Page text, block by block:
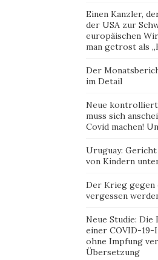
Einen Kanzler,
der USA zur
europäischen
man getrost als
Der
im Detail
Neue
muss sich
Covid machen!
Uruguay:
von Kindern
Der Krieg
vergessen
Neue Studie:
einer COVID-
ohne Impfung
Übersetzung